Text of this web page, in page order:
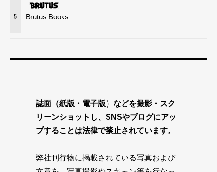
5 Brutus Books
誌面（紙版・電子版）などを撮影・スク
リーンショットし、SNSやブログにアッ
プすることは法律で禁止されています。
弊社刊行物に掲載されている写真および